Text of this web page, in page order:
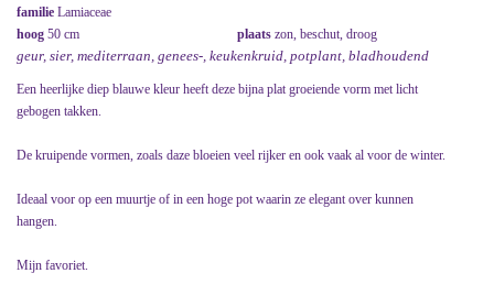
familie Lamiaceae
hoog 50 cm plaats zon, beschut, droog
geur, sier, mediterraan, genees-, keukenkruid, potplant, bladhoudend
Een heerlijke diep blauwe kleur heeft deze bijna plat groeiende vorm met licht
gebogen takken.
De kruipende vormen, zoals daze bloeien veel rijker en ook vaak al voor de winter.
Ideaal voor op een muurtje of in een hoge pot waarin ze elegant over kunnen
hangen.
Mijn favoriet.